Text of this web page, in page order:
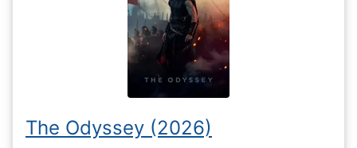
The Odyssey (2026)